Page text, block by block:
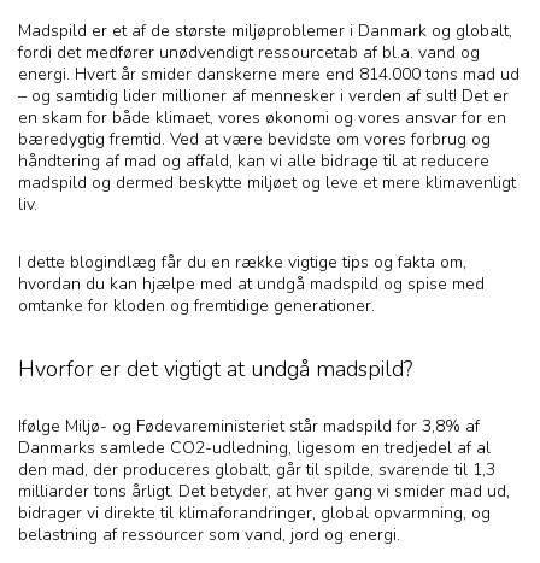
Madspild er et af de største miljøproblemer i Danmark og globalt,
fordi det medfører unødvendigt ressourcetab af bl.a. vand og
energi. Hvert år smider danskerne mere end 814.000 tons mad ud
– og samtidig lider millioner af mennesker i verden af sult! Det er
en skam for både klimaet, vores økonomi og vores ansvar for en
bæredygtig fremtid. Ved at være bevidste om vores forbrug og
håndtering af mad og affald, kan vi alle bidrage til at reducere
madspild og dermed beskytte miljøet og leve et mere klimavenligt
liv.
I dette blogindlæg får du en række vigtige tips og fakta om,
hvordan du kan hjælpe med at undgå madspild og spise med
omtanke for kloden og fremtidige generationer.
Hvorfor er det vigtigt at undgå madspild?
Ifølge Miljø- og Fødevareministeriet står madspild for 3,8% af
Danmarks samlede CO2-udledning, ligesom en tredjedel af al
den mad, der produceres globalt, går til spilde, svarende til 1,3
milliarder tons årligt. Det betyder, at hver gang vi smider mad ud,
bidrager vi direkte til klimaforandringer, global opvarmning, og
belastning af ressourcer som vand, jord og energi.